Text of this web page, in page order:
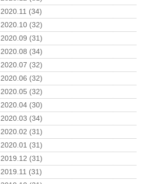
2020.11 (34)
2020.10 (32)
2020.09 (31)
2020.08 (34)
2020.07 (32)
2020.06 (32)
2020.05 (32)
2020.04 (30)
2020.03 (34)
2020.02 (31)
2020.01 (31)
2019.12 (31)
2019.11 (31)